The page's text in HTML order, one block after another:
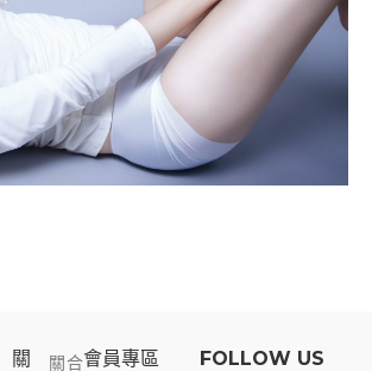
關
關合會員專區​
FOLLOW US